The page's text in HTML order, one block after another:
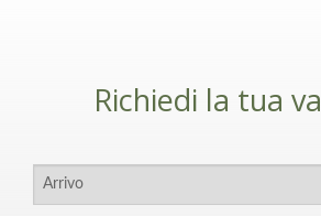
Richiedi la tua